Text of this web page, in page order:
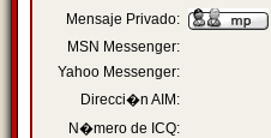
Mensaje Privado:
MSN Messenger:
Yahoo Messenger:
Direcci�n AIM:
N�mero de ICQ: